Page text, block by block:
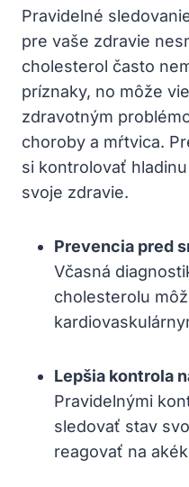
Pravidelné
pre vaše zdravie‍
cholesterol často
⁤príznaky, ​no⁣ môže
zdravotným
choroby a mŕtvica.
‌si kontrolovať
svoje zdravie.
Prevencia pred
Včasná
cholesterolu
Lepšia kontrola‍
Pravidelnými
sledovať stav
reagovať na